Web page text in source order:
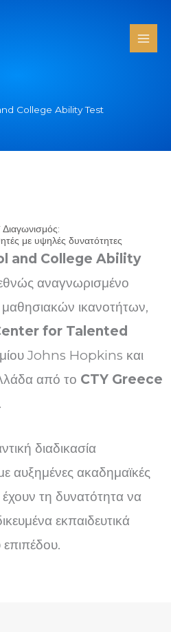
College Ability Test
Διαγωνισμός:
με υψηλές δυνατότητες
and College Ability
αναγνωρισμένο
ικανοτήτων,
for Talented
Johns Hopkins και
από το CTY Greece
διαδικασία
αυξημένες ακαδημαϊκές
έχουν τη δυνατότητα να
εκπαιδευτικά